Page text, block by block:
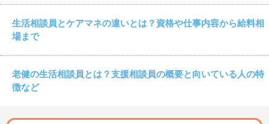
生活相談員とケアマネの違いとは？資格や仕事内容から給料相
場まで
老健の生活相談員とは？支援相談員の概要と向いている人の特
徴など